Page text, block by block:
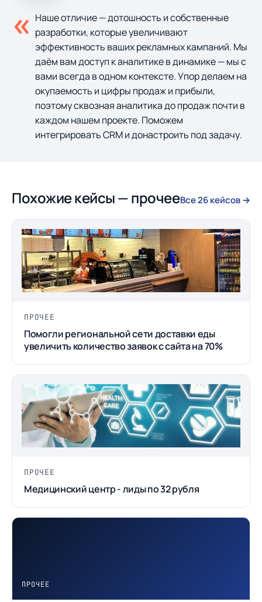
« Наше отличие — дотошность и собственные
разработки, которые увеличивают
эффективность ваших рекламных кампаний. Мы
даём вам доступ к аналитике в динамике — мы с
вами всегда в одном контексте. Упор делаем на
окупаемость и цифры продаж и прибыли,
поэтому сквозная аналитика до продаж почти в
каждом нашем проекте. Поможем
интегрировать CRM и донастроить под задачу.
Похожие кейсы — прочееВсе 26 кейсов →
ПРОЧЕЕ
Помогли региональной сети доставки еды
увеличить количество заявок с сайта на 70%
ПРОЧЕЕ
Медицинский центр - лиды по 32 рубля
ПРОЧЕЕ